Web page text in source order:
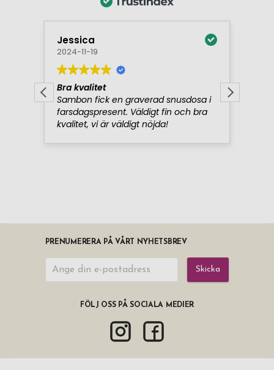
PRENUMERERA PÅ VÅRT NYHETSBREV
Skicka
FÖLJ OSS PÅ SOCIALA MEDIER